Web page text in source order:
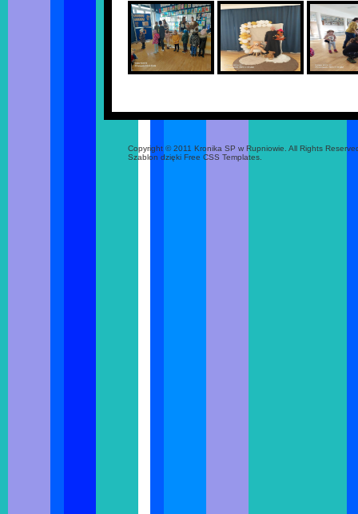
Copyright © 2011 Kronika SP w Rupniowie. All Rights
Szablon dzięki Free CSS Templates.